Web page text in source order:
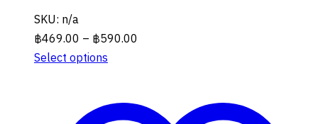
SKU: n/a
฿469.00 – ฿590.00
฿590.00
Select options